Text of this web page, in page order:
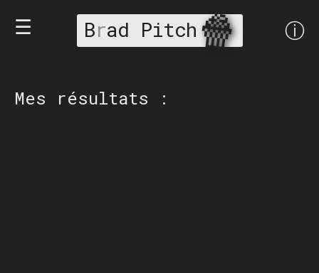
☰ Brad Pitch🍿 ⓘ
Mes résultats :